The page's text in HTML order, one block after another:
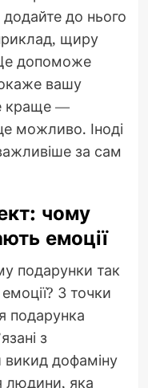
до нього
щиру
допоможе
вашу
краще —
можливо. Іноді
за сам
чому
емоції
подарунки так
З точки
подарунка
з
дофаміну
яка